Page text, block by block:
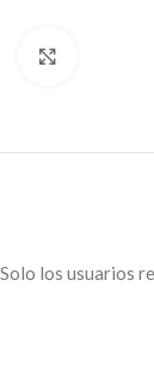
Solo los usuarios